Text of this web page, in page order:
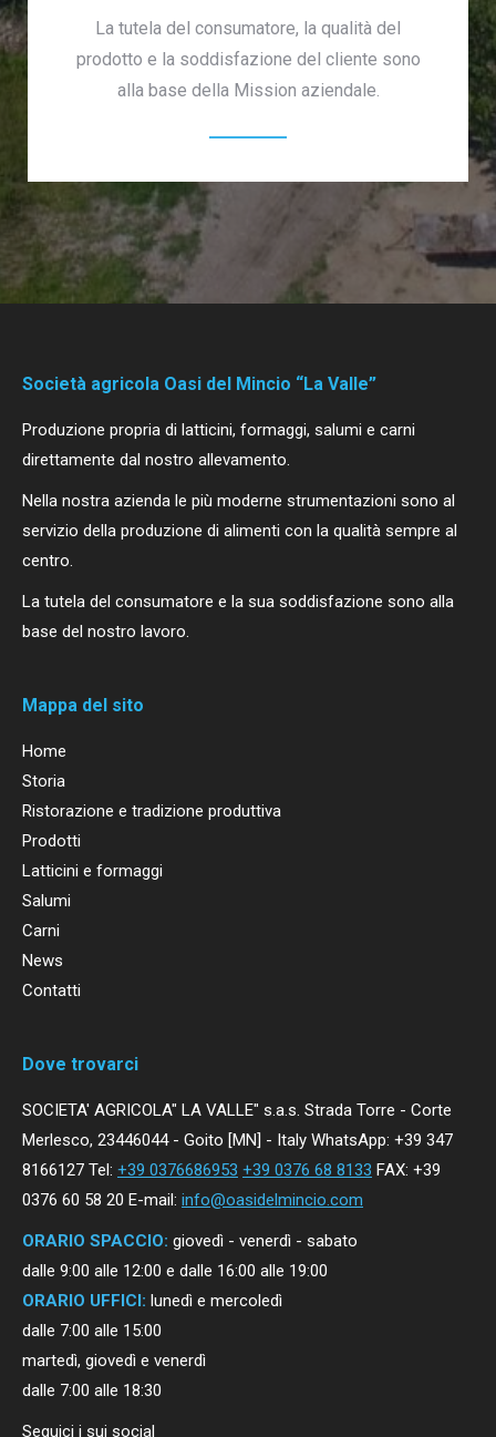
La tutela del consumatore, la qualità del
prodotto e la soddisfazione del cliente sono
alla base della Mission aziendale.
Società agricola Oasi del Mincio “La Valle”
Produzione propria di latticini, formaggi, salumi e carni
direttamente dal nostro allevamento.
Nella nostra azienda le più moderne strumentazioni sono al
servizio della produzione di alimenti con la qualità sempre al
centro.
La tutela del consumatore e la sua soddisfazione sono alla
base del nostro lavoro.
Mappa del sito
Home
Storia
Ristorazione e tradizione produttiva
Prodotti
Latticini e formaggi
Salumi
Carni
News
Contatti
Dove trovarci
SOCIETA' AGRICOLA" LA VALLE" s.a.s. Strada Torre - Corte
Merlesco, 23446044 - Goito [MN] - Italy WhatsApp: +39 347
8166127 Tel: +39 0376686953 +39 0376 68 8133 FAX: +39
0376 60 58 20 E-mail: info@oasidelmincio.com
ORARIO SPACCIO: giovedì - venerdì - sabato
dalle 9:00 alle 12:00 e dalle 16:00 alle 19:00
ORARIO UFFICI: lunedì e mercoledì
dalle 7:00 alle 15:00
martedì, giovedì e venerdì
dalle 7:00 alle 18:30
Seguici i sui social